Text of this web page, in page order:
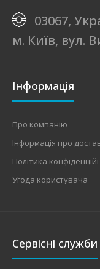
03067,
м. Київ, вул.
Інформація
Про компанію
Інформація про
Політика
Угода користувача
Сервісні служби